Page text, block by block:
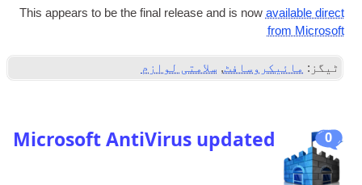
This appears to be the final release and is now avail­able dir­ect
from Microsoft
ٹیگز: مائیکروسافٹ, سلامتی لوازم
0
Microsoft AntiVirus updated